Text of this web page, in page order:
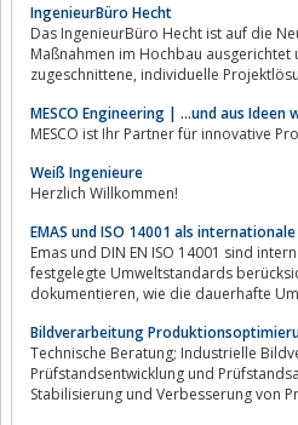
IngenieurBüro Hecht
Das IngenieurBüro Hecht ist auf die
Maßnahmen im Hochbau ausgerichtet und
zugeschnittene,
MESCO Engineering | ...und aus Ideen
MESCO ist Ihr Partner für innovative
Weiß Ingenieure
Herzlich Willkommen!
EMAS und ISO 14001 als
Emas und DIN EN ISO 14001 sind international anerkannte
festgelegte Umweltstandards
dokumentieren, wie die
Bildverarbeitung
Technische Beratung; Industrielle Bildverarbeitungssysteme,
Prüfstandsentwicklung und
Stabilisierung und Verbesserung von